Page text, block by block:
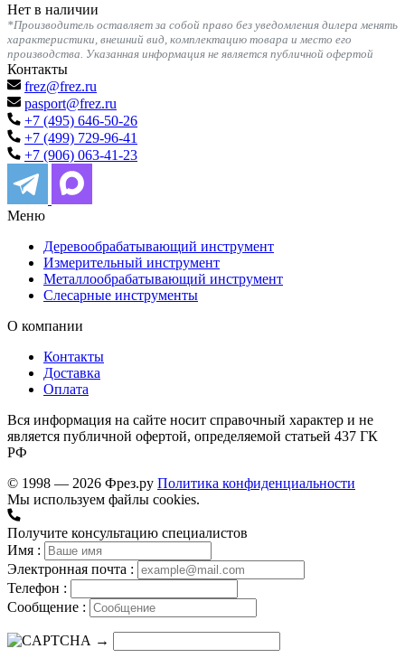
Нет в наличии
*Производитель оставляет за собой право без уведомления дилера менять
характеристики, внешний вид, комплектацию товара и место его
производства. Указанная информация не является публичной офертой
Контакты
frez@frez.ru
pasport@frez.ru
+7 (495) 646-50-26
+7 (499) 729-96-41
+7 (906) 063-41-23
Меню
Деревообрабатывающий инструмент
Измерительный инструмент
Металлообрабатывающий инструмент
Слесарные инструменты
О компании
Контакты
Доставка
Оплата
Вся информация на сайте носит справочный характер и не
является публичной офертой, определяемой статьей 437 ГК
РФ
© 1998 — 2026 Фрез.ру Политика конфиденциальности
Мы используем файлы cookies.
Получите консультацию специалистов
Имя :
Электронная почта :
Телефон :
Сообщение :
→